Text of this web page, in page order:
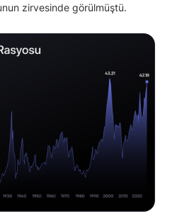
zirvesinde görülmüştü.